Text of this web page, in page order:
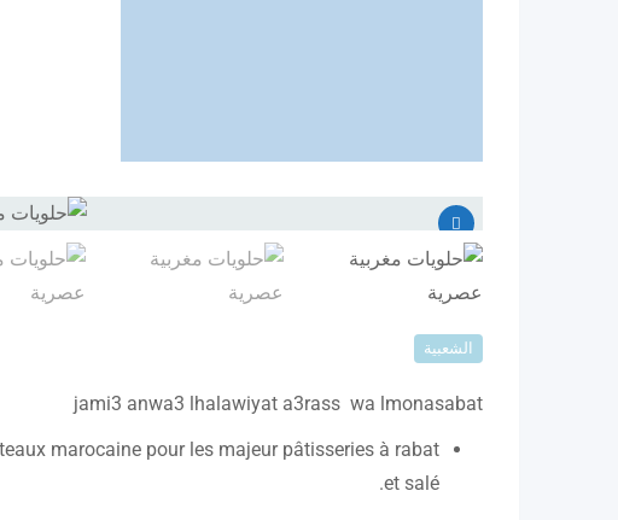
الشعبية
jami3 anwa3 lhalawiyat a3rass wa lmonasabat
marocaine pour les majeur pâtisseries à rabat
et salé.